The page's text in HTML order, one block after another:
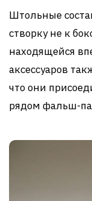
Штольные
створку не к
находящейся
аксессуаров
что они
рядом фальш-